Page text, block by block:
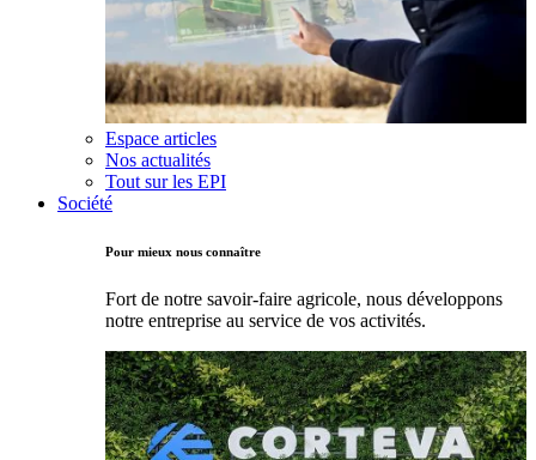
Espace articles
Nos actualités
Tout sur les EPI
Société
Pour mieux nous connaître
Fort de notre savoir-faire agricole, nous développons
notre entreprise au service de vos activités.